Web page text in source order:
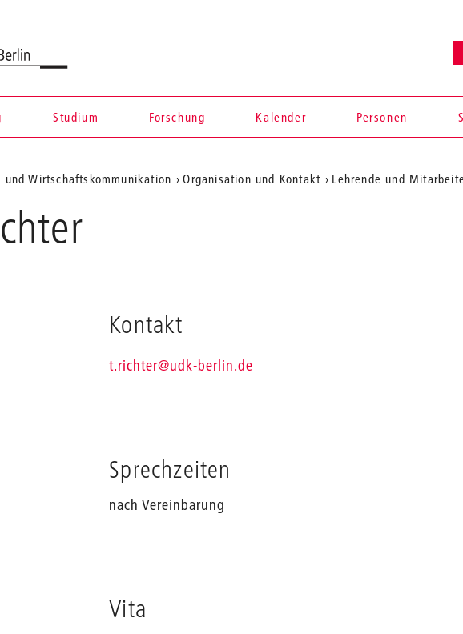
&
Studium Forschung Kalender Personen
und Wirtschaftskommunikation Organisation und Kontakt Lehrende und
weiterempfehlen
Kontakt
t.richter_
@udk-berlin.de
Sprechzeiten
nach Vereinbarung
Vita